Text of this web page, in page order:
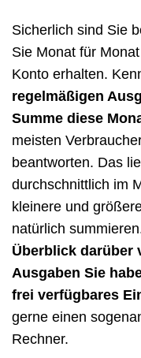
Sicherlich sind Sie
Sie Monat für
Konto erhalten.
regelmäßigen
Summe diese
meisten
beantworten. Das
durchschnittlich im
kleinere und
natürlich
Überblick darüber
Ausgaben Sie
frei verfügbares
gerne einen
Rechner.